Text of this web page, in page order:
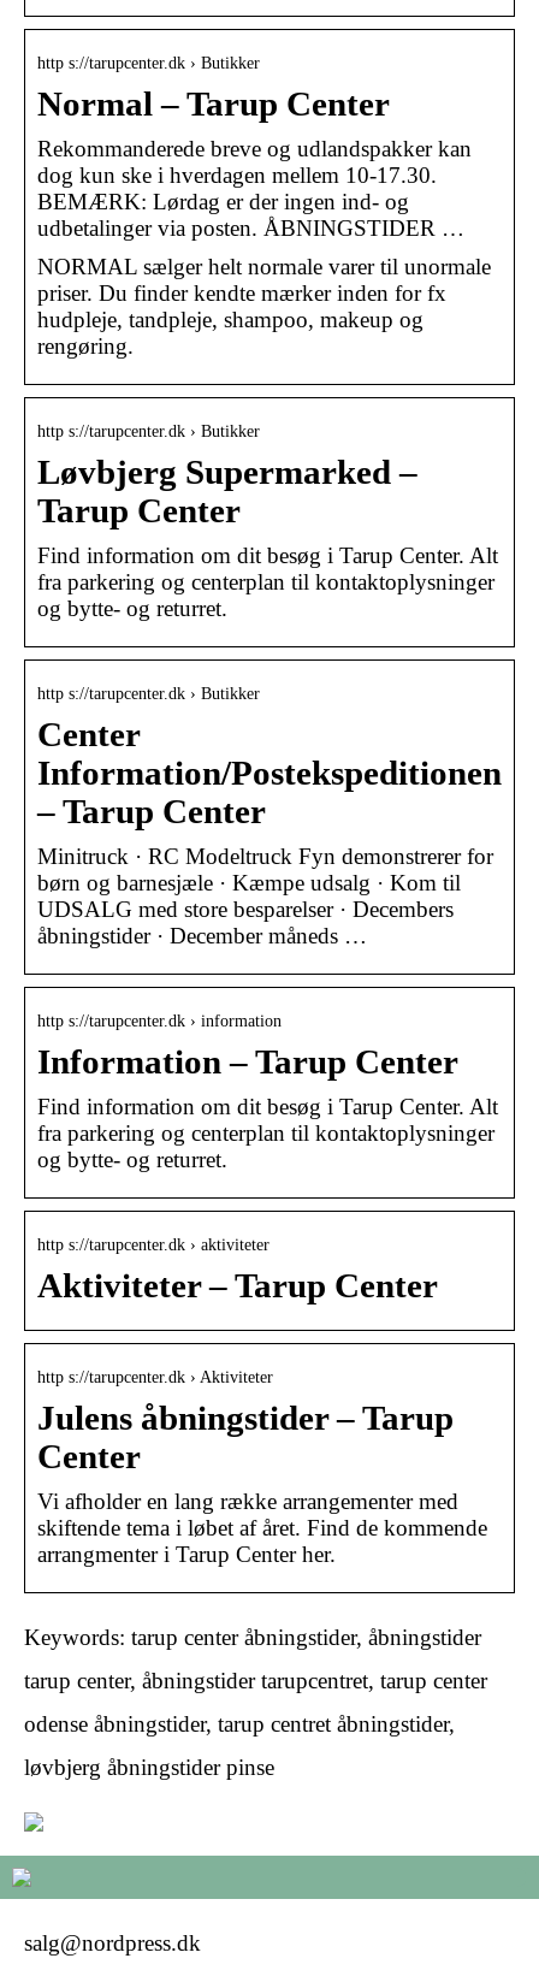
http s://tarupcenter.dk › Butikker
Normal – Tarup Center
Rekommanderede breve og udlandspakker kan
dog kun ske i hverdagen mellem 10-17.30.
BEMÆRK: Lørdag er der ingen ind- og
udbetalinger via posten. ÅBNINGSTIDER …
NORMAL sælger helt normale varer til unormale
priser. Du finder kendte mærker inden for fx
hudpleje, tandpleje, shampoo, makeup og
rengøring.
http s://tarupcenter.dk › Butikker
Løvbjerg Supermarked –
Tarup Center
Find information om dit besøg i Tarup Center. Alt
fra parkering og centerplan til kontaktoplysninger
og bytte- og returret.
http s://tarupcenter.dk › Butikker
Center
Information/Postekspeditionen
– Tarup Center
Minitruck · RC Modeltruck Fyn demonstrerer for
børn og barnesjæle · Kæmpe udsalg · Kom til
UDSALG med store besparelser · Decembers
åbningstider · December måneds …
http s://tarupcenter.dk › information
Information – Tarup Center
Find information om dit besøg i Tarup Center. Alt
fra parkering og centerplan til kontaktoplysninger
og bytte- og returret.
http s://tarupcenter.dk › aktiviteter
Aktiviteter – Tarup Center
http s://tarupcenter.dk › Aktiviteter
Julens åbningstider – Tarup
Center
Vi afholder en lang række arrangementer med
skiftende tema i løbet af året. Find de kommende
arrangmenter i Tarup Center her.
Keywords: tarup center åbningstider, åbningstider
tarup center, åbningstider tarupcentret, tarup center
odense åbningstider, tarup centret åbningstider,
løvbjerg åbningstider pinse
salg@nordpress.dk